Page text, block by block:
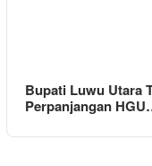
Bupati Luwu Utara
Perpanjangan